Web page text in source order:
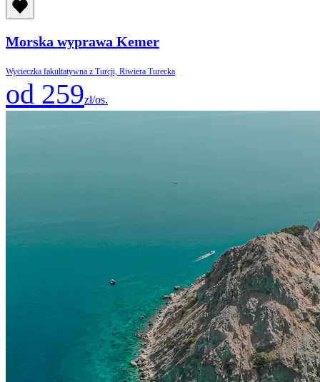
Morska wyprawa Kemer
Wycieczka fakultatywna z Turcji, Riwiera Turecka
od 259zł/os.